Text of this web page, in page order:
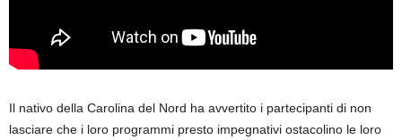
Il nativo della Carolina del Nord ha avvertito i partecipanti di non
lasciare che i loro programmi presto impegnativi ostacolino le loro